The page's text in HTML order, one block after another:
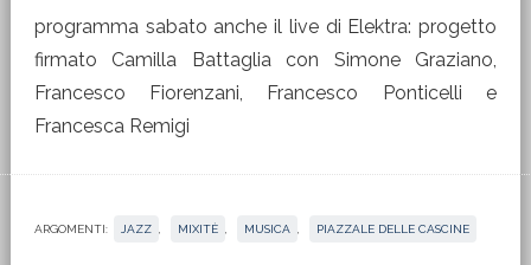
programma sabato anche il live di Elektra: progetto
firmato Camilla Battaglia con Simone Graziano,
Francesco Fiorenzani, Francesco Ponticelli e
Francesca Remigi
ARGOMENTI: JAZZ MIXITÈ MUSICA PIAZZALE DELLE CASCINE